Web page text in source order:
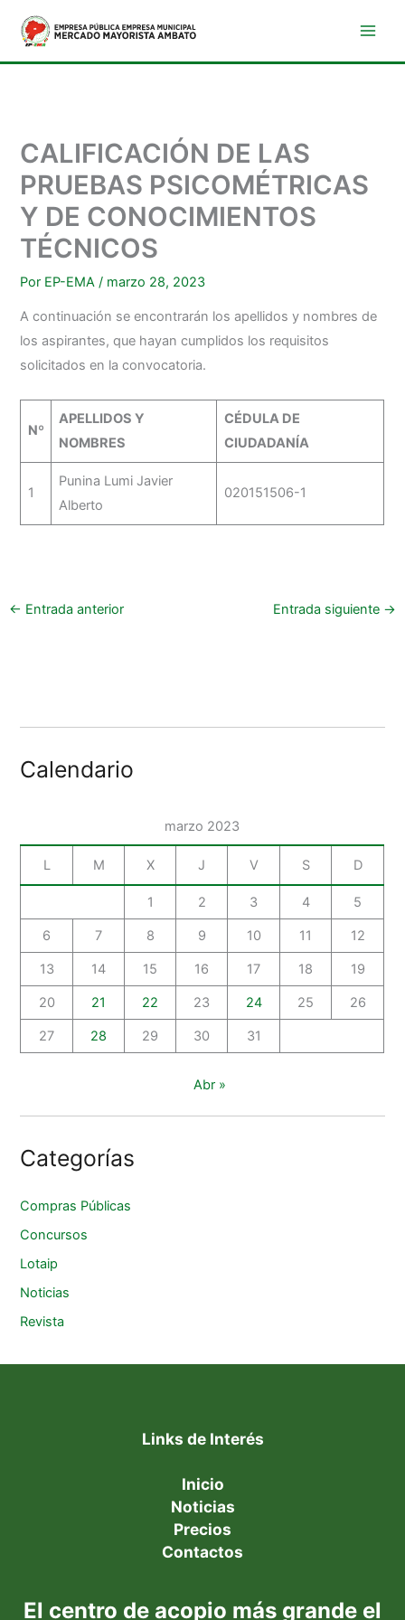
contenido
CALIFICACIÓN DE LAS
PRUEBAS PSICOMÉTRICAS
Y DE CONOCIMIENTOS
TÉCNICOS
Por EP-EMA/ marzo 28, 2023
A continuación se encontrarán los apellidos y nombres de
los aspirantes, que hayan cumplidos los requisitos
solicitados en la convocatoria.
Nº
APELLIDOS Y
NOMBRES
CÉDULA DE
CIUDADANÍA
1
Punina Lumi Javier
Alberto
020151506-1
← Entrada anterior Entrada siguiente →
Calendario
marzo 2023
L M X J V S D
1 2 3 4 5
6 7 8 9 10 11 12
13 14 15 16 17 18 19
20 21 22 23 24 25 26
27 28 29 30 31
Abr »
Categorías
Compras Públicas
Concursos
Lotaip
Noticias
Revista
Links de Interés
Inicio
Noticias
Precios
Contactos
El centro de acopio más grande el